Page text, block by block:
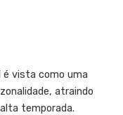
é vista como uma
atraindo
temporada.